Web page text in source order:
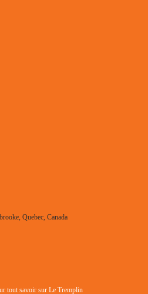
Quebec, Canada
tout savoir sur Le Tremplin